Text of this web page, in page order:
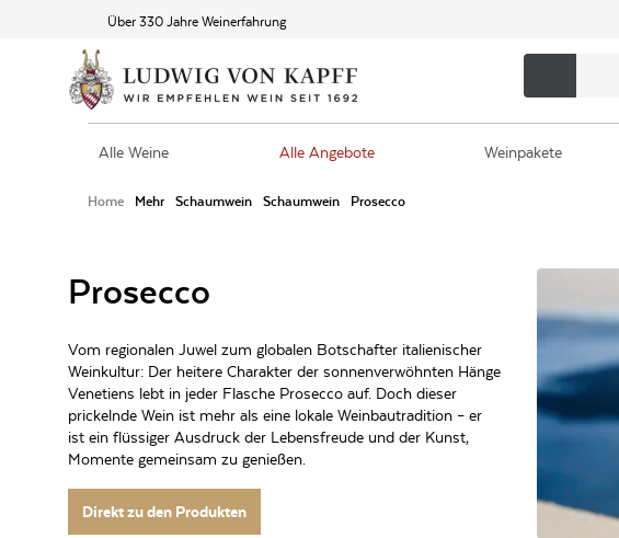
Über 330 Jahre Weinerfahrung
Alle Weine Alle Angebote Weinpakete
Home Mehr Schaumwein Schaumwein Prosecco
Prosecco
Vom regionalen Juwel zum globalen Botschafter italienischer
Weinkultur: Der heitere Charakter der sonnenverwöhnten Hänge
Venetiens lebt in jeder Flasche Prosecco auf. Doch dieser
prickelnde Wein ist mehr als eine lokale Weinbautradition – er
ist ein flüssiger Ausdruck der Lebensfreude und der Kunst,
Momente gemeinsam zu genießen.
Direkt zu den Produkten